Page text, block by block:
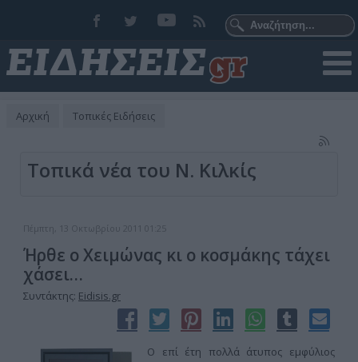
Αρχική Τοπικές Ειδήσεις
Τοπικά νέα του Ν. Κιλκίς
Πέμπτη, 13 Οκτωβρίου 2011 01:25
Ήρθε ο Χειμώνας κι ο κοσμάκης τάχει
χάσει…
Συντάκτης: Eidisis.gr
Ο επί έτη πολλά άτυπος εμφύλιος